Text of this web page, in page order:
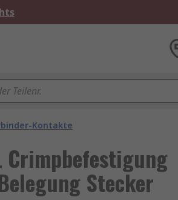
Kontakte
Crimpbefestigung
Stecker